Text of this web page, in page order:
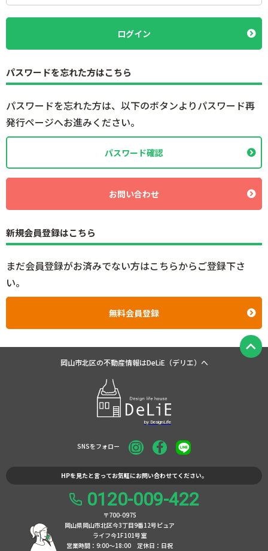
ログイン
新規会員登録はこちら
まだ会員登録がお済みでない方はこちらからご登録下さ
い。
無料会員登録
パスワードを忘れた方はこちら
パスワードを忘れた方は、以下のボタンよりパスワード再
発行ページへお進みください。
パスワード確認
お問い合わせ
岡山市北区の不動産情報はDeLiE（デリエ）へ
SNSをフォロー
HPを見たと言ってお気軽にお問い合わせてください。
0120-009-422
〒700-0975
岡山県岡山市北区今3丁目9番12号ピュア
ライフ今1F101号室
営業時間：9:00〜18:00
定休日：日祝